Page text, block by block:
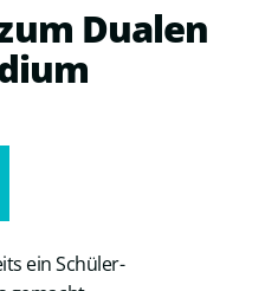
Dualen
ein Schüler-